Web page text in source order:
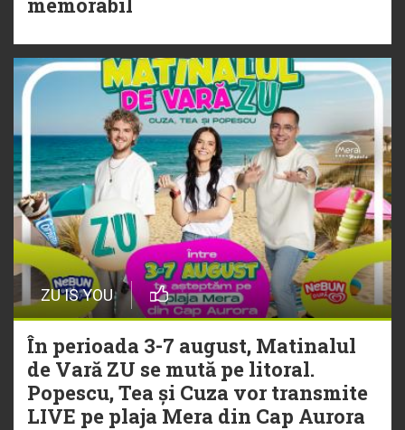
ZU IS YOU
În perioada 3-7 august, Matinalul
de Vară ZU se mută pe litoral.
Popescu, Tea și Cuza vor transmite
LIVE pe plaja Mera din Cap Aurora